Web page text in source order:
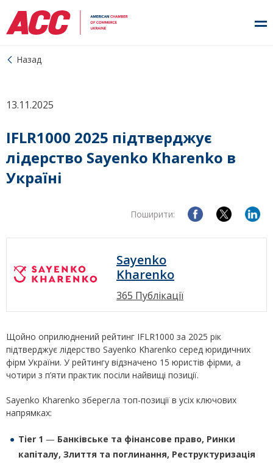
Назад
13.11.2025
IFLR1000 2025 підтверджує
лідерство Sayenko Kharenko в
Україні
Поширити:
Sayenko
Kharenko
365 Публікації
Щойно оприлюднений рейтинг IFLR1000 за 2025 рік
підтверджує лідерство Sayenko Kharenko серед юридичних
фірм України. У рейтингу відзначено 15 юристів фірми, а
чотири з п’яти практик посіли найвищі позиції.
Sayenko Kharenko зберегла топ-позиції в усіх ключових
напрямках:
Tier 1 — Банківське та фінансове право, Ринки
капіталу, Злиття та поглинання, Реструктуризація